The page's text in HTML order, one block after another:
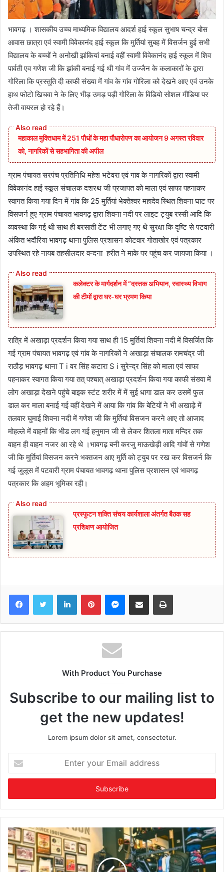
भावगढ़ । शासकीय उच्च माध्यमिक विद्यालय आदर्श हाई स्कूल सुभाष चन्द्र बोस
आवास छात्रा एवं स्वामी विवेकानंद हाई स्कूल कि मुर्तियां सुबह में विसर्जन हुई सभी
विद्यालय के बच्चों ने अनोखी झांकियां बनाई वहीं स्वामी विवेकानंद हाई स्कूल में शिव
पार्वती एव गणेश जी कि झांकी बनाई गई थी गांव में उज्जैन के कलाकारों के द्वारा
गोरिला कि प्रस्तुति दी काफी संख्या में गांव के गांव गोरिला को देखने आए एवं उनके
हाथ फोटो खिचवा ने के लिए भीड़ उमड़ पड़ी गोरिला के विडियो सोशल मीडिया पर
तेजी वायरल हो रहे हैं।
महाकाल मुक्तिधाम में 251 पौधों के महा पौधारोपण का आयोजन 9 अगस्त रविवार
को, नागरिकों से सहभागिता की अपील
ग्राम पंचायत सरपंच प्रतिनिधि महेश भटेवरा एवं गाव के नागरिकों द्वारा स्वामी
विवेकानंद हाई स्कूल संचालक दशरथ जी प्रजापत को माला एवं साफा पहनाकर
स्वागत किया गया दिन में गांव कि 25 मुर्तियां भेक्तेश्वर महादेव स्थित शिवना घाट पर
विसजर्न हुए ग्राम पंचायत भावगढ़ द्वारा शिवना नदी पर लाइट ट्युब रस्सी आदि कि
व्यवस्था कि गई थी साथ ही बरसाती टेंट भी लगाए गए थे सुरक्षा कि दृष्टि से पटवारी
अंकित भदौरिया भावगढ़ थाना पुलिस प्रशासन कोटवार गोताखोर एवं पत्रकार
उपस्थित रहे नायब तहसीलदार वन्दना हरीत ने माके पर पहुंच कर जायजा किया ।
कलेक्टर के मार्गदर्शन में “दस्तक अभियान,‌ स्वास्थ्य विभाग
की टीमों द्वारा घर-घर भ्रमण किया
रात्रि में अखाड़ा प्रदर्शन किया गया साथ ही 15 मुर्तियां शिवना नदी में विसर्जित कि
गई ग्राम पंचायत भावगढ़ एवं गांव के नागरिकों ने अखाड़ा संचालक रामचंद्र जी
राठौड़ भावगढ़ थाना T i वर सिंह कटारा S i सुरेन्द्र सिंह को माला एवं साफा
पहनाकर स्वागत किया गया तत् पश्चात् अखाड़ा प्रदर्शन किया गया काफी संख्या में
लोग अखाड़ा देखने पहुंचे बाइक स्टंट शरीर में में सुई धागा डाल कर उसमें फुल
डाल कर माला बनाई गई वहीं देखने में आया कि गांव कि बेटियों ने भी अखाड़े में
तलवार घुमाई शिवना नदी में गणेश जी कि मुर्तियां विसजन करने आए तो आजाद
मोहल्ले में वाहनों कि भीड लग गई हनुमान जी से लेकर शितला माता मन्दिर तक
वाहन ही वाहन नजर आ रहे थे ।भावगढ़ बनी करजु माऊखेड़ी आदि गांवों से गणेश
जी कि मुर्तियां विसजन करने भक्तजन आए मुर्ति को ट्युब पर रख कर विसजर्न कि
गई जुलूस में पटवारी ग्राम पंचायत भावगढ़ थाना पुलिस प्रशासन एवं भावगढ़
पत्रकार कि अहम भूमिका रही।
प्रस्फुटन शक्ति संचय कार्यशाला अंतर्गत बैठक सह
प्रशिक्षण आयोजित
FacebookTwitter LinkedInPinterestMessenger
Share via Email Print
With Product You Purchase
Subscribe to our mailing list to
get the new updates!
Lorem ipsum dolor sit amet, consectetur.
your
Email